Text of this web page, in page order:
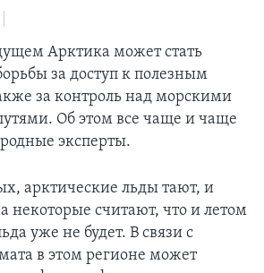
ПУТЕШЕСТВИЕ
Арктика может стать
за доступ к полезным
за контроль над морскими
Об этом все чаще и чаще
эксперты.
арктические льды тают, и
некоторые считают, что и летом
уже не будет. В связи с
в этом регионе может